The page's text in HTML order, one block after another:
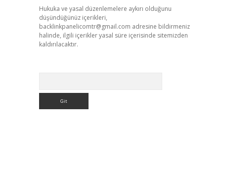
Hukuka ve yasal düzenlemelere aykırı olduğunu
düşündüğünüz içerikleri,
backlinkpanelicomtr@gmail.com adresine bildirmeniz
halinde, ilgili içerikler yasal süre içerisinde sitemizden
kaldırılacaktır.